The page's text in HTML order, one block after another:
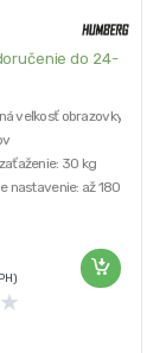
do 24-
veľkosť obrazovky:
30 kg
nastavenie: až 180°
od steny:
★